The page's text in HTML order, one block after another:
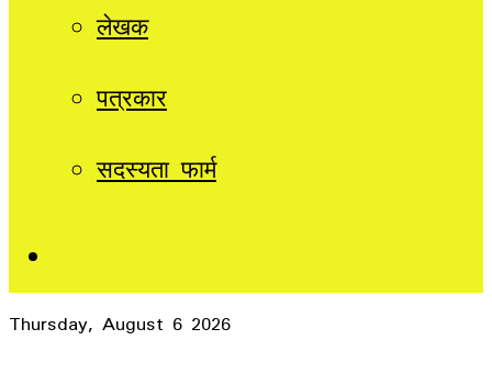
लेखक
पत्रकार
सदस्यता फार्म
Thursday, August 6 2026